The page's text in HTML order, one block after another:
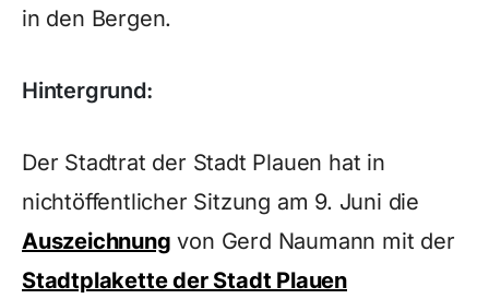
in den Bergen.
Hintergrund:
Der Stadtrat der Stadt Plauen hat in
nichtöffentlicher Sitzung am 9. Juni die
Auszeichnung von Gerd Naumann mit der
Stadtplakette der Stadt Plauen